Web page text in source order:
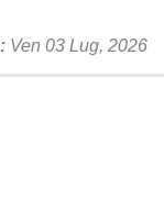
Ven 03 Lug, 2026